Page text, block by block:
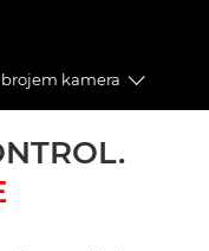
kamera
Toggle